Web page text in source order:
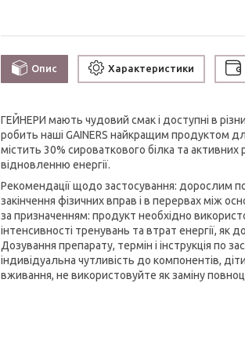
Опис Характеристики
ГЕЙНЕРИ мають чудовий смак і доступні в
робить наші GAINERS найкращим продуктом
містить 30% сироваткового білка та
відновленню енергії.
Рекомендації щодо застосування: дорослим
закінчення фізичних вправ і в перервах між
за призначенням: продукт необхідно
інтенсивності тренувань та втрат енергії,
Дозування препарату, термін і інструкція по
індивідуальна чутливість до компонентів,
вживання, не використовуйте як заміну